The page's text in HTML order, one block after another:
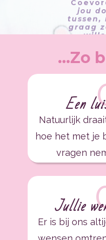
...Zo
Een
Natuurlijk
hoe het met je
vragen
Jullie
Er is bij ons